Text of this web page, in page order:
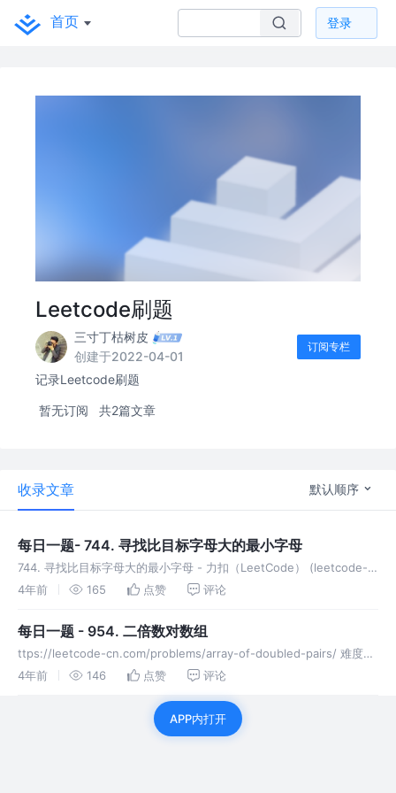
首页 登录
Leetcode刷题
三寸丁枯树皮
创建于2022-04-01
订阅专栏
记录Leetcode刷题
暂无订阅 共2篇文章
收录文章 默认顺序
每日一题- 744. 寻找比目标字母大的最小字母
744. 寻找比目标字母大的最小字母 - 力扣（LeetCode） (leetcode-
cn.com) 给你一个排序后的字符列表 letters ，列表中只包含小写英文
4年前 165 点赞 评论
每日一题 - 954. 二倍数对数组
ttps://leetcode-cn.com/problems/array-of-doubled-pairs/ 难度：
中等 给定一个长度为偶数的整数数组 arr，只有对 arr 进行重组后可以
4年前 146 点赞 评论
APP内打开